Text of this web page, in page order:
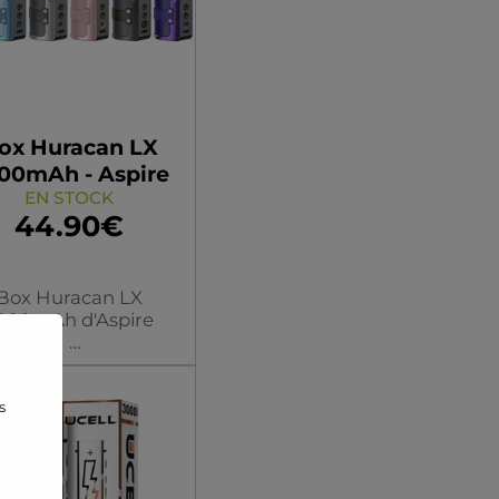
modèle
Huracan LX
- Aspire
EN STOCK
44.90€
Huracan LX
d'Aspire
5-100W